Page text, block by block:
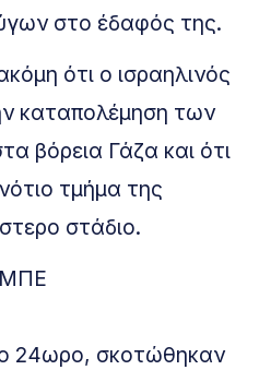
στο έδαφός της.
ότι ο ισραηλινός
καταπολέμηση των
βόρεια Γάζα και ότι
τμήμα της
στάδιο.
ΜΠΕ
24ωρο, σκοτώθηκαν